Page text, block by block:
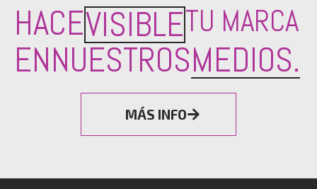
HACEVISIBLETU MARCA
ENNUESTROSMEDIOS.
MÁS INFO